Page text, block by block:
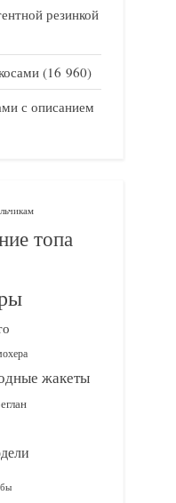
резинкой
(16 960)
с описанием
топа
жакеты